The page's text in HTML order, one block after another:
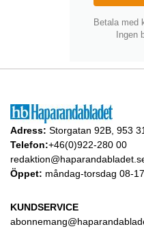
Betala med
Ingen
Adress: Storgatan 92B, 953
Telefon:+46(0)922-280 00
Öppet: måndag-torsdag 08-
KUNDSERVICE